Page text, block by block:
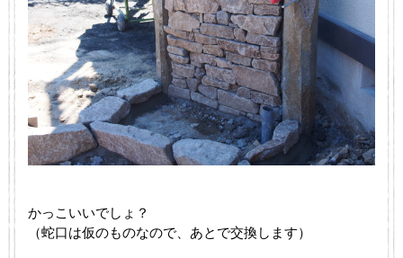
かっこいいでしょ？
（蛇口は仮のものなので、あとで交換します）